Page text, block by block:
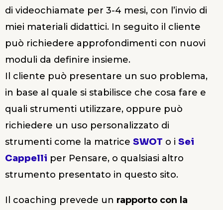
di videochiamate per 3-4 mesi, con l’invio di
miei materiali didattici. In seguito il cliente
può richiedere approfondimenti con nuovi
moduli da definire insieme.
Il cliente può presentare un suo problema,
in base al quale si stabilisce che cosa fare e
quali strumenti utilizzare, oppure può
richiedere un uso personalizzato di
strumenti come la matrice SWOT o i Sei
Cappelli per Pensare, o qualsiasi altro
strumento presentato in questo sito.
Il coaching prevede un rapporto con la